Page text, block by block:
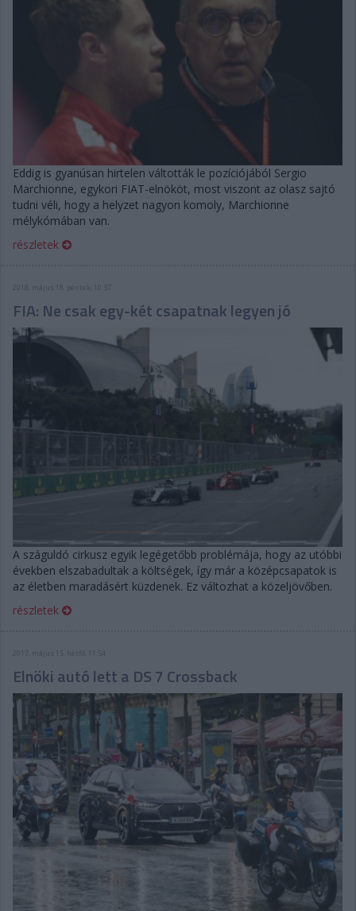
Eddig is gyanúsan hirtelen váltották le pozíciójából Sergio
Marchionne, egykori FIAT-elnököt, most viszont az olasz sajtó
tudni véli, hogy a helyzet nagyon komoly, Marchionne
mélykómában van.
részletek
2018. május 18. péntek, 10:37
FIA: Ne csak egy-két csapatnak legyen jó
A száguldó cirkusz egyik legégetőbb problémája, hogy az utóbbi
években elszabadultak a költségek, így már a középcsapatok is
az életben maradásért küzdenek. Ez változhat a közeljövőben.
részletek
2017. május 15. hétfő, 11:54
Elnöki autó lett a DS 7 Crossback